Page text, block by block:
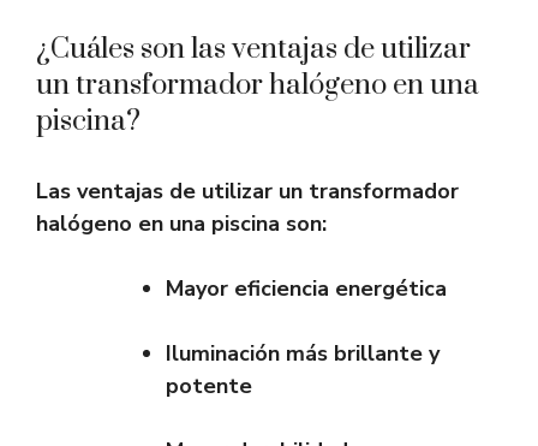
¿Cuáles son las ventajas de utilizar
un transformador halógeno en una
piscina?
Las ventajas de utilizar un transformador
halógeno en una piscina son:
Mayor eficiencia energética
Iluminación más brillante y
potente